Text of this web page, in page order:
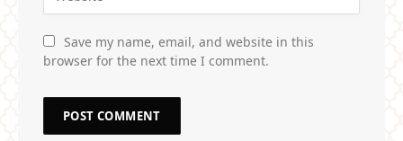
Save my name, email, and website in this
browser for the next time I comment.